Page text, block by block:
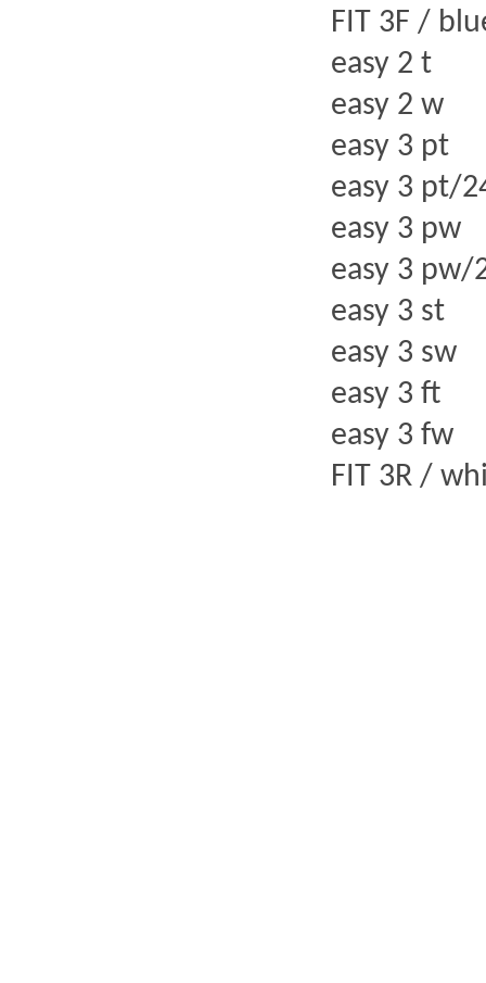
FIT 3F /
easy 2 t
easy 2 w
easy 3 pt
easy 3 pt/
easy 3 pw
easy 3 pw/
easy 3 st
easy 3 sw
easy 3 ft
easy 3 fw
FIT 3R /